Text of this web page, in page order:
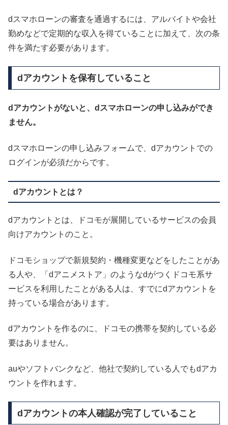
dスマホローンの審査を通過するには、アルバイトや会社
勤めなどで定期的な収入を得ていることに加えて、次の条
件を満たす必要があります。
dアカウントを保有していること
dアカウントがないと、dスマホローンの申し込みができ
ません。
dスマホローンの申し込みフォームで、dアカウントでの
ログインが必須だからです。
dアカウントとは？
dアカウントとは、ドコモが展開しているサービスの会員
向けアカウントのこと。
ドコモショップで新規契約・機種変更などをしたことがあ
る人や、「dアニメストア」のようなdがつくドコモ系サ
ービスを利用したことがある人は、すでにdアカウントを
持っている場合があります。
dアカウントを作るのに、ドコモの携帯を契約している必
要はありません。
auやソフトバンクなど、他社で契約している人でもdアカ
ウントを作れます。
dアカウントの本人確認が完了していること